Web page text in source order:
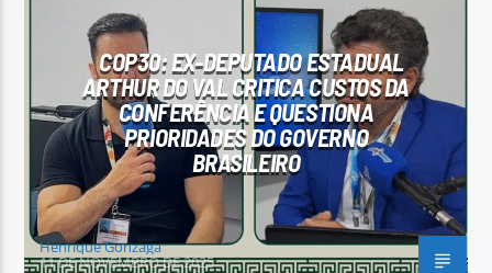
PARAUAPEBAS
COP30: EX-DEPUTADO ESTADUAL
ARTHUR DO VAL CRITICA CUSTOS DA
CONFERÊNCIA E QUESTIONA
PRIORIDADES DO GOVERNO
BRASILEIRO
Henrique Gonzaga
11 DE NOVEMBRO DE 2025